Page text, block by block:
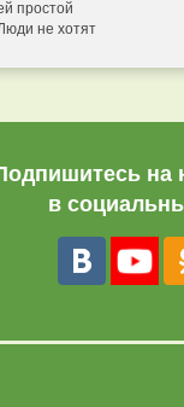
простой
не хотят
на
в